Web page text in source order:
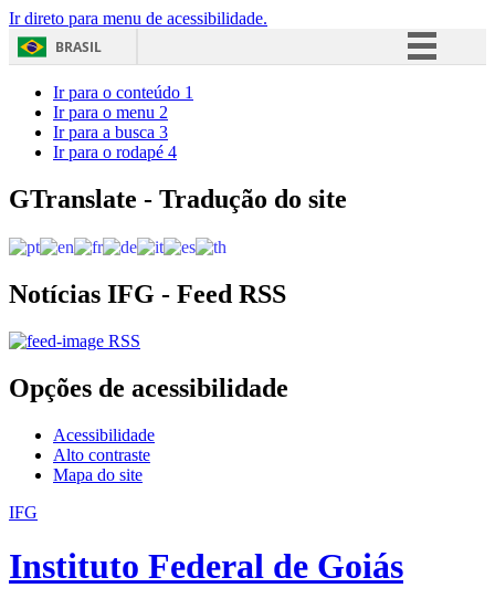
Ir direto para menu de acessibilidade.
BRASIL
Acesso à informação
Ir para o conteúdo 1
Ir para o menu 2
Ir para a busca 3
Ir para o rodapé 4
GTranslate - Tradução do site
Notícias IFG - Feed RSS
RSS
Opções de acessibilidade
Acessibilidade
Alto contraste
Mapa do site
IFG
Instituto Federal de Goiás